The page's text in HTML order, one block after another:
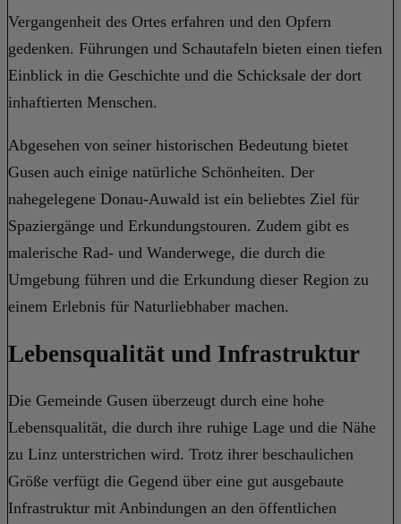
Vergangenheit des Ortes erfahren und den Opfern
gedenken. Führungen und Schautafeln bieten einen tiefen
Einblick in die Geschichte und die Schicksale der dort
inhaftierten Menschen.
Abgesehen von seiner historischen Bedeutung bietet
Gusen auch einige natürliche Schönheiten. Der
nahegelegene Donau-Auwald ist ein beliebtes Ziel für
Spaziergänge und Erkundungstouren. Zudem gibt es
malerische Rad- und Wanderwege, die durch die
Umgebung führen und die Erkundung dieser Region zu
einem Erlebnis für Naturliebhaber machen.
Lebensqualität und Infrastruktur
Die Gemeinde Gusen überzeugt durch eine hohe
Lebensqualität, die durch ihre ruhige Lage und die Nähe
zu Linz unterstrichen wird. Trotz ihrer beschaulichen
Größe verfügt die Gegend über eine gut ausgebaute
Infrastruktur mit Anbindungen an den öffentlichen